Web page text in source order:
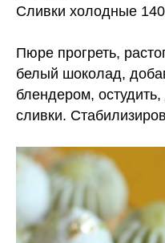
Сливки холодные 140
Пюре прогреть,
белый шоколад,
блендером,
сливки.